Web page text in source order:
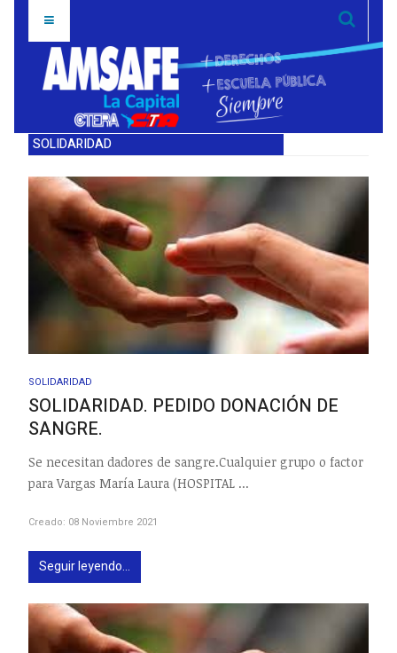
SOLIDARIDAD
SOLIDARIDAD
SOLIDARIDAD. PEDIDO DONACIÓN DE
SANGRE.
Se necesitan dadores de sangre.Cualquier grupo o factor
para Vargas María Laura (HOSPITAL ...
Creado: 08 Noviembre 2021
Seguir leyendo...